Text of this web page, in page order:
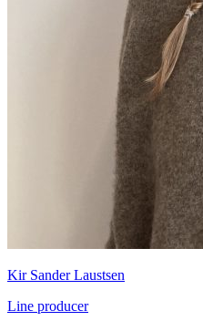
Kir Sander Laustsen
Line producer